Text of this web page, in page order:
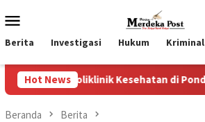
ke
kontenMobile
Berita Investigasi Hukum Kriminal
Hot News
Kesehatan di Pondok Pesantren
Beranda Berita